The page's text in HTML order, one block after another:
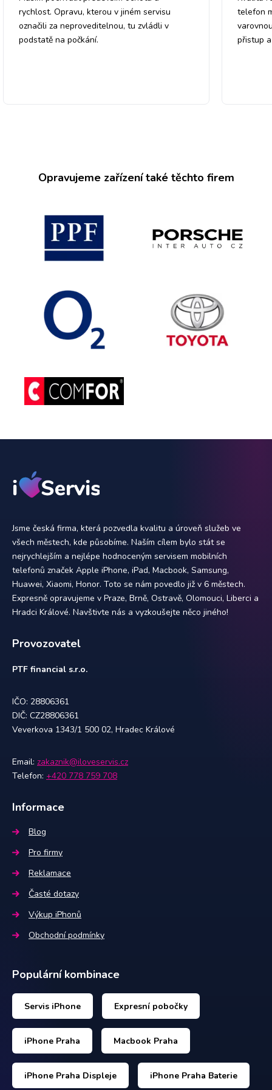
rychlost. Opravu, kterou v jiném servisu
označili za neproveditelnou, tu zvládli v
podstatě na počkání.
telefon
přistup
Opravujeme zařízení také těchto firem
Jsme česká firma, která pozvedla kvalitu a úroveň služeb ve
všech městech, kde působíme. Naším cílem bylo stát se
nejrychlejším a nejlépe hodnoceným servisem mobilních
telefonů značek Apple iPhone, iPad, Macbook, Samsung,
Huawei, Xiaomi, Honor. Toto se nám povedlo již v 6 městech.
Expresně opravujeme v Praze, Brně, Ostravě, Olomouci, Liberci a
Hradci Králové. Navštivte nás a vyzkoušejte něco jiného!
Provozovatel
PTF financial s.r.o.
IČO: 28806361
DIČ: CZ28806361
Veverkova 1343/1 500 02, Hradec Králové
Email: zakaznik@iloveservis.cz
Telefon: +420 778 759 708
Informace
Blog
Pro firmy
Reklamace
Časté dotazy
Výkup iPhonů
Obchodní podmínky
Populární kombinace
Servis iPhone Expresní pobočky
iPhone Praha Macbook Praha
iPhone Praha Displeje iPhone Praha Baterie